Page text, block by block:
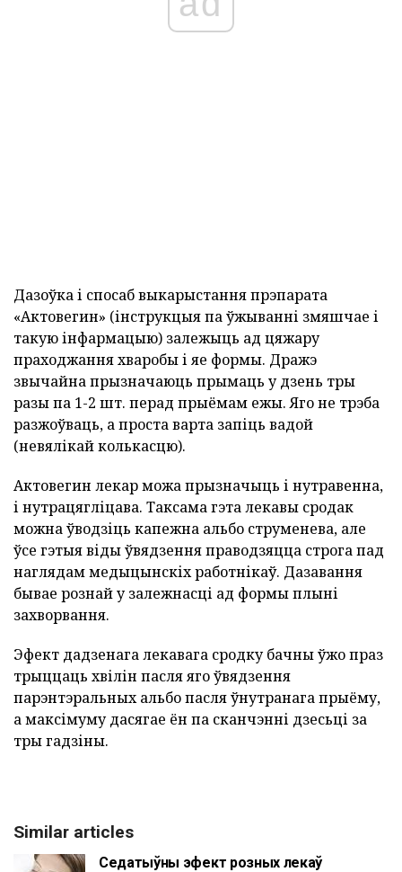
Дазоўка і спосаб выкарыстання прэпарата
«Актовегин» (інструкцыя па ўжыванні змяшчае і
такую інфармацыю) залежыць ад цяжару
праходжання хваробы і яе формы. Дражэ
звычайна прызначаюць прымаць у дзень тры
разы па 1-2 шт. перад прыёмам ежы. Яго не трэба
разжоўваць, а проста варта запіць вадой
(невялікай колькасцю).
Актовегин лекар можа прызначыць і нутравенна,
і нутрацягліцава. Таксама гэта лекавы сродак
можна ўводзіць капежна альбо струменева, але
ўсе гэтыя віды ўвядзення праводзяцца строга пад
наглядам медыцынскіх работнікаў. Дазавання
бывае рознай у залежнасці ад формы плыні
захворвання.
Эфект дадзенага лекавага сродку бачны ўжо праз
трыццаць хвілін пасля яго ўвядзення
парэнтэральных альбо пасля ўнутранага прыёму,
а максімуму дасягае ён па сканчэнні дзесьці за
тры гадзіны.
Similar articles
Седатыўны эфект розных лекаў